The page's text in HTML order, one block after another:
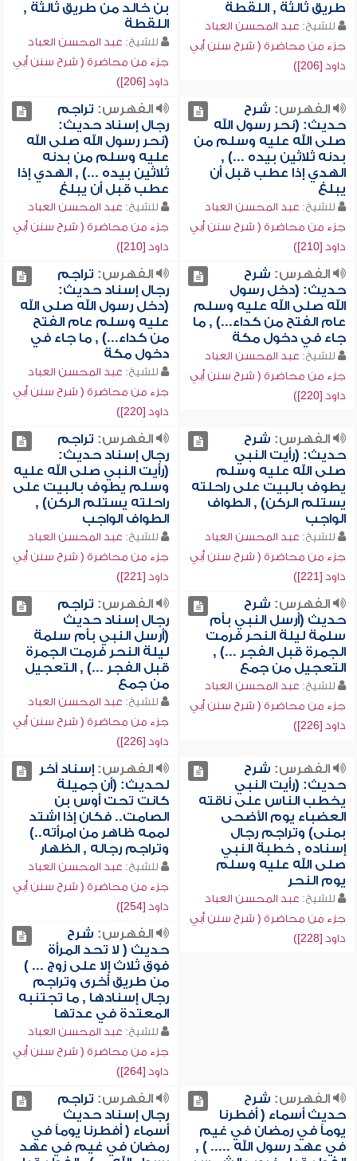
طريق ثالثة , اللقطة
للشيخ: عبد المحسن العباد
جزء من محاضرة ( شرح سنن أبي
داود [206])
بن خالد من طريق ثالثة ,
اللقطة
للشيخ: عبد المحسن العباد
جزء من محاضرة ( شرح سنن أبي
داود [206])
الفهرس: شرح
حديث: (نحر رسول الله
صلى الله عليه وسلم من
بدنه ثلاثين بيده ...) ,
الهدي إذا عطب قبل أن
يبلغ
للشيخ: عبد المحسن العباد
جزء من محاضرة ( شرح سنن أبي
داود [210])
الفهرس: تراجم
رجال إسناد حديث:
(نحر رسول الله صلى الله
عليه وسلم من بدنه
ثلاثين بيده ...) , الهدي إذا
عطب قبل أن يبلغ
للشيخ: عبد المحسن العباد
جزء من محاضرة ( شرح سنن أبي
داود [210])
الفهرس: شرح
حديث: (دخل رسول
الله صلى الله عليه وسلم
عام الفتح من كداء...) , ما
جاء في دخول مكة
للشيخ: عبد المحسن العباد
جزء من محاضرة ( شرح سنن أبي
داود [220])
الفهرس: تراجم
رجال إسناد حديث:
(دخل رسول الله صلى الله
عليه وسلم عام الفتح
من كداء...) , ما جاء في
دخول مكة
للشيخ: عبد المحسن العباد
جزء من محاضرة ( شرح سنن أبي
داود [220])
الفهرس: شرح
حديث: (رأيت النبي
صلى الله عليه وسلم
يطوف بالبيت على راحلته
يستلم الركن) , الطواف
الواجب
للشيخ: عبد المحسن العباد
جزء من محاضرة ( شرح سنن أبي
داود [221])
الفهرس: تراجم
رجال إسناد حديث:
(رأيت النبي صلى الله عليه
وسلم يطوف بالبيت على
راحلته يستلم الركن) ,
الطواف الواجب
للشيخ: عبد المحسن العباد
جزء من محاضرة ( شرح سنن أبي
داود [221])
الفهرس: شرح
حديث (أرسل النبي بأم
سلمة ليلة النحر فرمت
الجمرة قبل الفجر ...) ,
التعجيل من جمع
للشيخ: عبد المحسن العباد
جزء من محاضرة ( شرح سنن أبي
داود [226])
الفهرس: تراجم
رجال إسناد حديث
(أرسل النبي بأم سلمة
ليلة النحر فرمت الجمرة
قبل الفجر ...) , التعجيل
من جمع
للشيخ: عبد المحسن العباد
جزء من محاضرة ( شرح سنن أبي
داود [226])
الفهرس: شرح
حديث: (رأيت النبي
يخطب الناس على ناقته
العضباء يوم الأضحى
بمنى) وتراجم رجال
إسناده , خطبة النبي
صلى الله عليه وسلم
يوم النحر
للشيخ: عبد المحسن العباد
جزء من محاضرة ( شرح سنن أبي
داود [228])
الفهرس:إسناد آخر
لحديث: (أن جميلة
كانت تحت أوس بن
الصامت.. فكان إذا اشتد
لممه ظاهر من امرأته..)
وتراجم رجاله , الظهار
للشيخ: عبد المحسن العباد
جزء من محاضرة ( شرح سنن أبي
داود [254])
الفهرس: شرح
حديث ( لا تحد المرأة
فوق ثلاث إلا على زوج ... )
من طريق أخرى وتراجم
رجال إسنادها , ما تجتنبه
المعتدة في عدتها
للشيخ: عبد المحسن العباد
جزء من محاضرة ( شرح سنن أبي
داود [264])
الفهرس: شرح
حديث أسماء ( أفطرنا
يوماً في رمضان في غيم
في عهد رسول الله ..... ) ,
الفهرس: تراجم
رجال إسناد حديث
أسماء ( أفطرنا يوماً في
رمضان في غيم في عهد